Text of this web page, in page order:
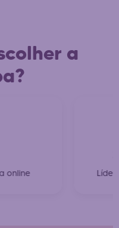
a
online Líder